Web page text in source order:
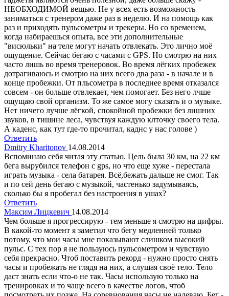
НЕОБХОДИМОЙ вещью. Не у всех есть возможность
заниматься с тренером даже раз в неделю. И на помощь как
раз и приходять пульсометры и трекеры. Но со временем,
когда набираешься опыта, все эти дополнительные
"висюльки" на теле могут начать отвлекать. Это лично моё
ощущение. Сейчас бегаю с часами с GPS. Но смотрю на них
часто лишь во время тренеровок. Во время лёгких пробежек
дотрагиваюсь и смотрю на них всего два раза - в начале и в
конце пробежки. От пльсометра в последнее время отказался
совсем - он больше отвлекает, чем помогает. Без него лчше
ощущаю свой организм. То же самое могу сказать и о музыке.
Нет ничего лучше лёгкой, спокойной пробежки без лишних
звуков, в тишине леса, чувствуя каждую клточку своего тела.
А каденс, как тут где-то прочитал, каднс у нас голове )
Ответить
Dmitry Kharitonov 14.08.2014
Вспоминаю себя читая эту статью. Цель была 30 км, на 22 км
бега вырубился телефон с gps, но что еще хуже - перестала
играть музыка - села батарея. Всё,бежать дальше не смог. Так
и по сей день бегаю с музыкой, частенько задумываясь,
сколько бы я пробегал без настроения в ушах?
Ответить
Максим Лицкевич 14.08.2014
Чем больше я прогрессирую - тем меньше я смотрю на цифры.
В какой-то момент я заметил что бегу медленней только
потому, что мои часы мне показывают слишком высокий
пульс. С тех пор я не пользуюсь пульсометром и чувствую
себя прекрасно. Чтоб поставить рекорд - нужно просто снять
часы и пробежать не глядя на них, а слушая своё тело. Тело
даст знать если что-о не так. Часы использую только на
тренировках и то чаще всего в качестве логов, чтоб